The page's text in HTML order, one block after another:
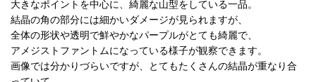
大きなポイントを中心に、綺麗な山型をしている一品。
結晶の角の部分には細かいダメージが見られますが、
全体の形状や透明で鮮やかなパープルがとても綺麗で、
アメジストファントムになっている様子が観察できます。
画像では分かりづらいですが、とてもたくさんの結晶が重なり合